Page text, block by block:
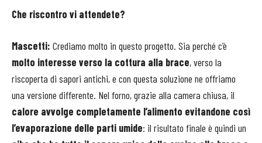
Che riscontro vi attendete?
Mascetti: Crediamo molto in questo progetto. Sia perché c’è
molto interesse verso la cottura alla brace, verso la
riscoperta di sapori antichi, e con questa soluzione ne offriamo
una versione differente. Nel forno, grazie alla camera chiusa, il
calore avvolge completamente l’alimento evitandone così
l’evaporazione delle parti umide: il risultato finale è quindi un